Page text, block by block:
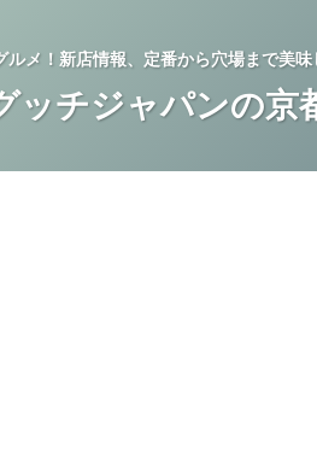
メ！新店情報、定番から穴場まで美
ッチジャパンの京